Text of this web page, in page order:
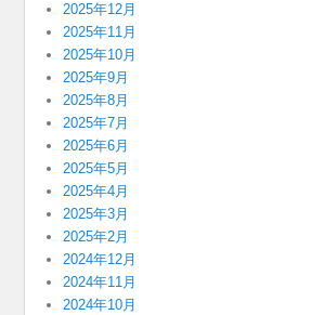
2025年12月
2025年11月
2025年10月
2025年9月
2025年8月
2025年7月
2025年6月
2025年5月
2025年4月
2025年3月
2025年2月
2024年12月
2024年11月
2024年10月